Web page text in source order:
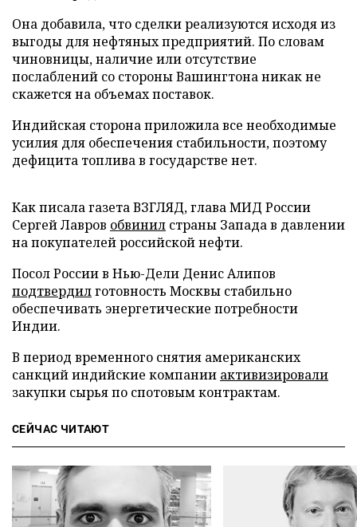
Она добавила, что сделки реализуются исходя из
выгоды для нефтяных предприятий. По словам
чиновницы, наличие или отсутствие
послаблений со стороны Вашингтона никак не
скажется на объемах поставок.
Индийская сторона приложила все необходимые
усилия для обеспечения стабильности, поэтому
дефицита топлива в государстве нет.
Как писала газета ВЗГЛЯД, глава МИД России
Сергей Лавров обвинил страны Запада в давлении
на покупателей российской нефти.
Посол России в Нью-Дели Денис Алипов
подтвердилготовность Москвы стабильно
обеспечивать энергетические потребности
Индии.
В период временного снятия американских
санкций индийские компании активизировали
закупки сырья по спотовым контрактам.
СЕЙЧАС ЧИТАЮТ